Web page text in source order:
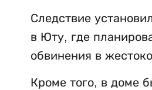
Следствие
в Юту, где
обвинения в
Кроме того, в доме